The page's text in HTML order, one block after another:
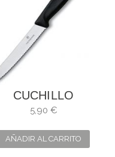
CUCHILLO
VICTORINOX DE
ONDULADO CON
UN...
5,90 €
AÑADIR AL CARRITO